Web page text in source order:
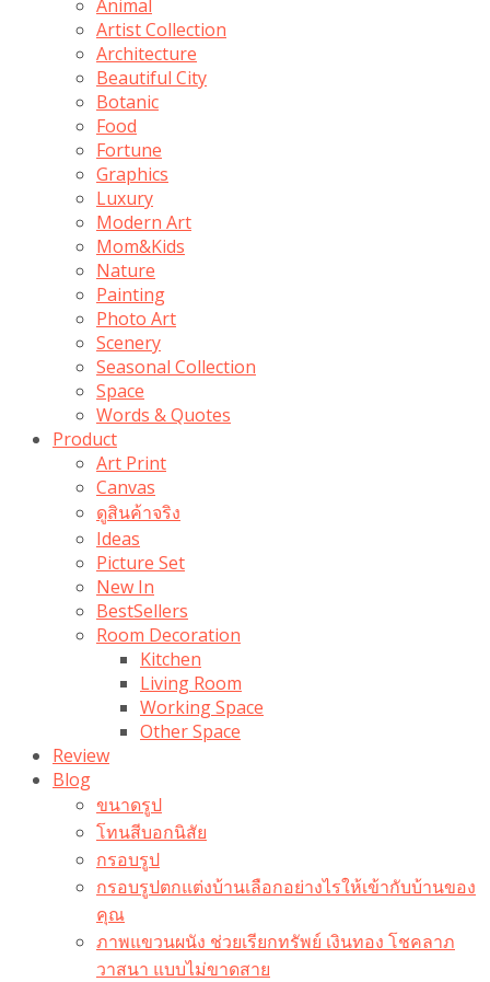
Animal
Artist Collection
Architecture
Beautiful City
Botanic
Food
Fortune
Graphics
Luxury
Modern Art
Mom&Kids
Nature
Painting
Photo Art
Scenery
Seasonal Collection
Space
Words & Quotes
Product
Art Print
Canvas
ดูสินค้าจริง
Ideas
Picture Set
New In
BestSellers
Room Decoration
Kitchen
Living Room
Working Space
Other Space
Review
Blog
ขนาดรูป
โทนสีบอกนิสัย
กรอบรูป
กรอบรูปตกแต่งบ้านเลือกอย่างไรให้เข้ากับบ้านของ
คุณ
ภาพแขวนผนัง ช่วยเรียกทรัพย์ เงินทอง โชคลาภ
วาสนา แบบไม่ขาดสาย